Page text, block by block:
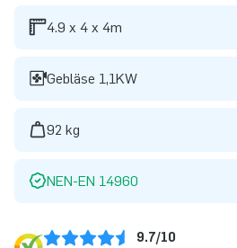
4.9 x 4 x 4m
Gebläse 1,1KW
92 kg
NEN-EN 14960
9.7/10